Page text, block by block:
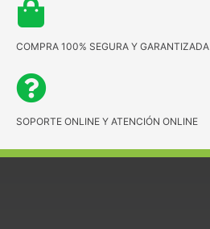
COMPRA 100% SEGURA Y GARANTIZADA
SOPORTE ONLINE Y ATENCIÓN ONLINE